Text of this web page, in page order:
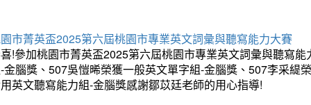
市菁英盃2025第六屆桃園市專業英文詞彙與聽寫能力大賽
!參加桃園市菁英盃2025第六屆桃園市專業英文詞彙與聽寫
金腦獎、507吳愷晞榮獲一般英文單字組-金腦獎、507李采緹
英文聽寫能力組-金腦獎感謝鄒苡廷老師的用心指導!